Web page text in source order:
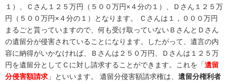
１）、Ｃさん１２５万円（５００万円×４分の１）、Ｄさん１２５万
円（５００万円×４分の１）となります。 Ｃさんは１，０００万円
まるごと貰っていますので、何も受け取っていないＢさんとＤさん
の遺留分が侵害されていることになります。したがって、遺言の内
容に納得がいかなければ、Ｂさんは２５０万円、Ｄさんは１２５万
円を遺留分としてＣに対し請求することができます。これを「遺留
分侵害額請求 」といいます。 遺留分侵害額請求権は、 遺留分権利者